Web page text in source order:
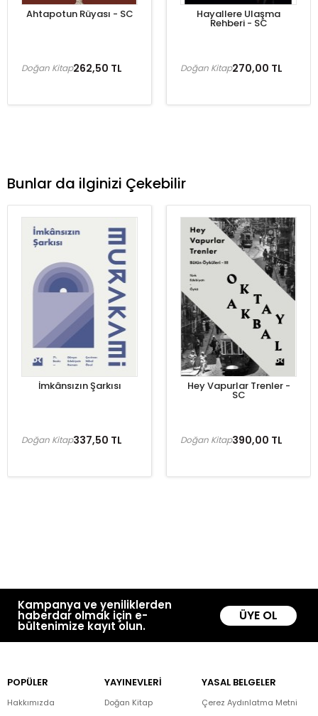
Ahtapotun Rüyası - SC
262,50 TL
Doğan Kitap
Hayallere Ulaşma
Rehberi - SC
270,00 TL
Doğan Kitap
Bunlar da ilginizi Çekebilir
İmkânsızın Şarkısı
337,50 TL
Doğan Kitap
Hey Vapurlar Trenler -
SC
390,00 TL
Doğan Kitap
Kampanya ve yeniliklerden
haberdar olmak için e-
bültenimize kayıt olun.
ÜYE OL
POPÜLER
Hakkımızda
YAYINEVLERİ
Doğan Kitap
YASAL BELGELER
Çerez Aydınlatma Metni